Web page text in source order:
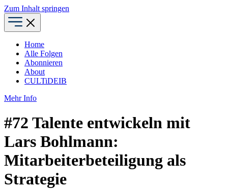
Zum Inhalt springen
Home
Alle Folgen
Abonnieren
About
CULTiDEIB
Mehr Info
#72 Talente entwickeln mit
Lars Bohlmann:
Mitarbeiterbeteiligung als
Strategie